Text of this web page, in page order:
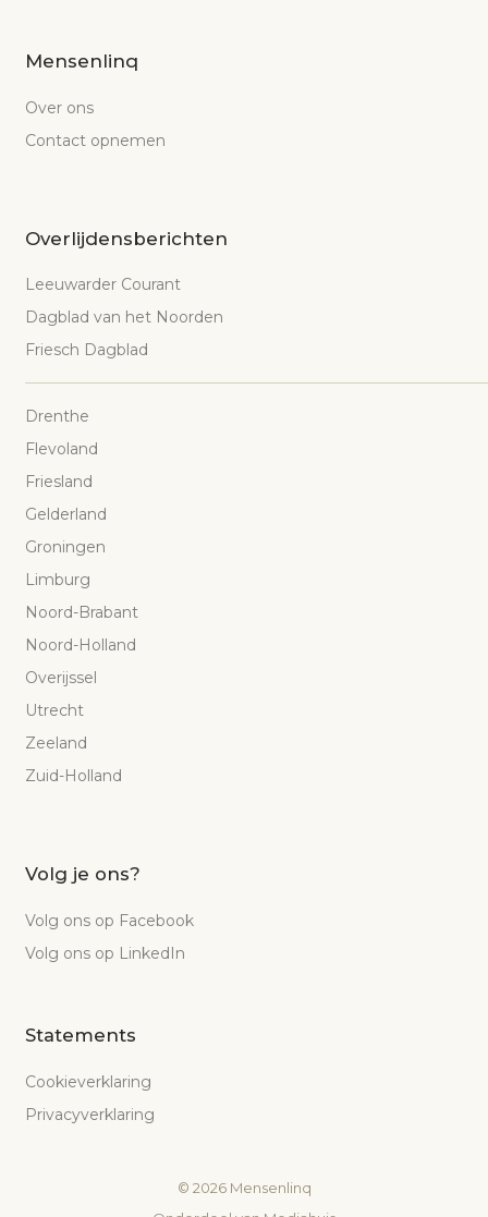
Mensenlinq
Over ons
Contact opnemen
Overlijdensberichten
Leeuwarder Courant
Dagblad van het Noorden
Friesch Dagblad
Drenthe
Flevoland
Friesland
Gelderland
Groningen
Limburg
Noord-Brabant
Noord-Holland
Overijssel
Utrecht
Zeeland
Zuid-Holland
Volg je ons?
Volg ons op Facebook
Volg ons op LinkedIn
Statements
Cookieverklaring
Privacyverklaring
© 2026Mensenlinq